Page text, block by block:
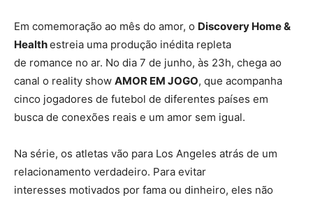
Em comemoração ao mês do amor, o Discovery Home &
Healthestreia uma produção inédita repleta
de romance no ar. No dia 7 de junho, às 23h, chega ao
canal o reality show AMOR EM JOGO, que acompanha
cinco jogadores de futebol de diferentes países em
busca de conexões reais e um amor sem igual.
Na série, os atletas vão para Los Angeles atrás de um
relacionamento verdadeiro. Para evitar
interesses motivados por fama ou dinheiro, eles não